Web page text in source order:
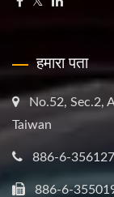
हमारा पता
No.52, Sec.2,
Taiwan
886-6-
886-6-